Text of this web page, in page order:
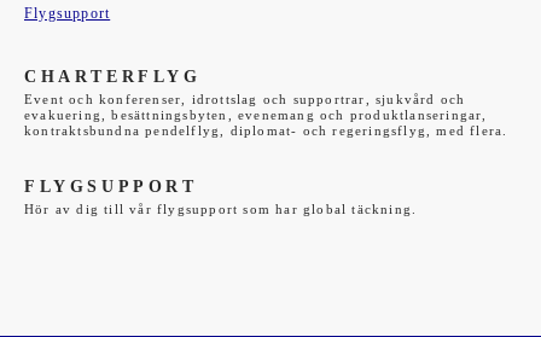
Flygsupport
CHARTERFLYG
Event och konferenser, idrottslag och supportrar, sjukvård och
evakuering, besättningsbyten, evenemang och produktlanseringar,
kontraktsbundna pendelflyg, diplomat- och regeringsflyg, med flera.
FLYGSUPPORT
Hör av dig till vår flygsupport som har global täckning.